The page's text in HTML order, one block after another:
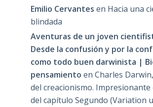
Emilio Cervantes en Hacia una
blindada
Aventuras de un joven
Desde la confusión y por la
como todo buen darwinista |
pensamiento en Charles
del creacionismo. Impresionante
del capítulo Segundo (Variation